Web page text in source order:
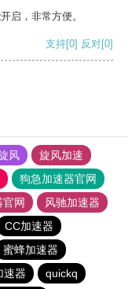
启，非常方便。
支持[0] 反对[0]
风
旋风加速
狗急加速器官网
网
风驰加速器
CC加速器
蜜蜂加速器
速器 quickq